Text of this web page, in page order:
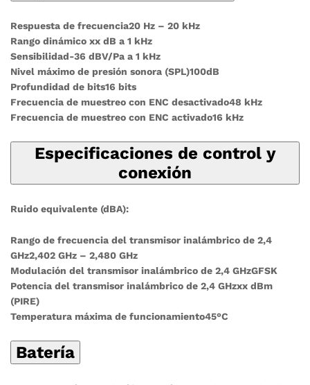
Respuesta de frecuencia20 Hz – 20 kHz
Rango dinámico xx dB a 1 kHz
Sensibilidad-36 dBV/Pa a 1 kHz
Nivel máximo de presión sonora (SPL)100dB
Profundidad de bits16 bits
Frecuencia de muestreo con ENC desactivado48 kHz
Frecuencia de muestreo con ENC activado16 kHz
Especificaciones de control y
conexión
Ruido equivalente (dBA):
Rango de frecuencia del transmisor inalámbrico de 2,4
GHz2,402 GHz – 2,480 GHz
Modulación del transmisor inalámbrico de 2,4 GHzGFSK
Potencia del transmisor inalámbrico de 2,4 GHzxx dBm
(PIRE)
Temperatura máxima de funcionamiento45°C
Batería